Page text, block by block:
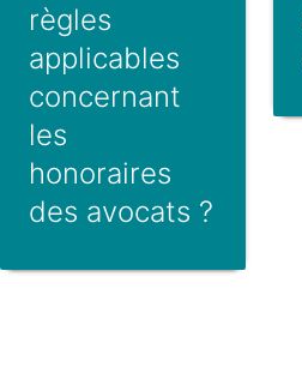
règles
applicables
concernant
les
honoraires
des avocats ?